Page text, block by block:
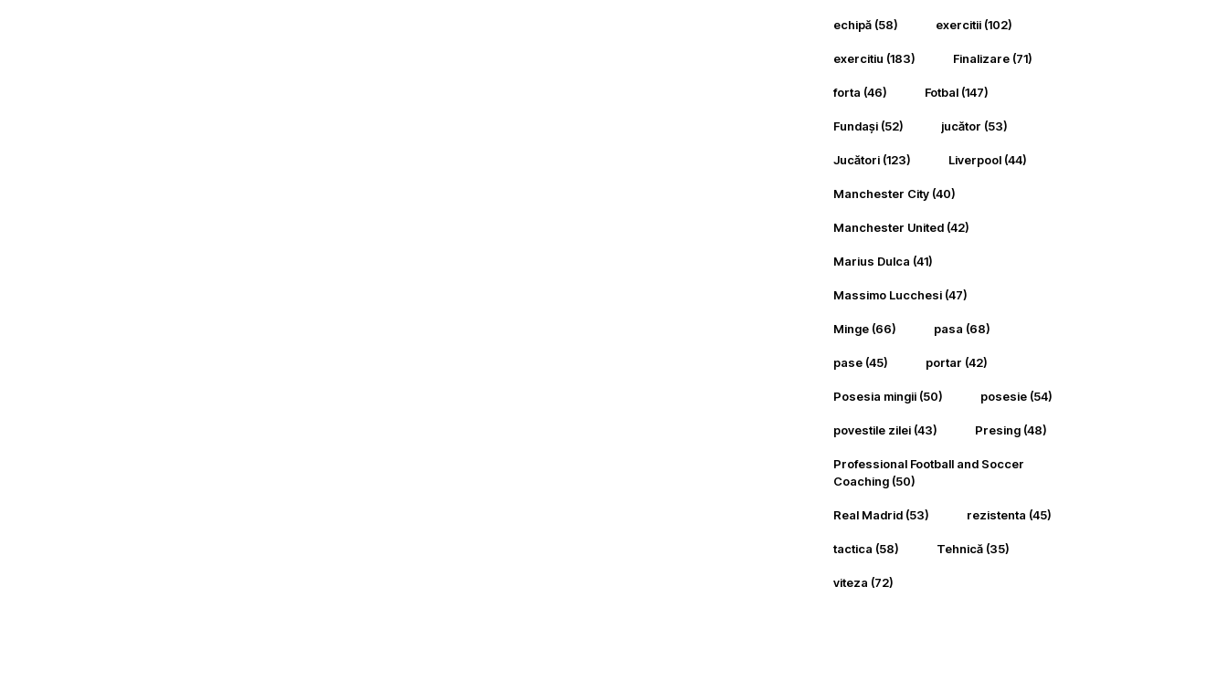
echipă (58) exercitii (102)
exercitiu (183) Finalizare (71)
forta (46) Fotbal (147)
Fundași (52) jucător (53)
Jucători (123) Liverpool (44)
Manchester City (40)
Manchester United (42)
Marius Dulca (41)
Massimo Lucchesi (47)
Minge (66) pasa (68)
pase (45) portar (42)
Posesia mingii (50) posesie (54)
povestile zilei (43) Presing (48)
Professional Football and Soccer
Coaching (50)
Real Madrid (53) rezistenta (45)
tactica (58) Tehnică (35)
viteza (72)